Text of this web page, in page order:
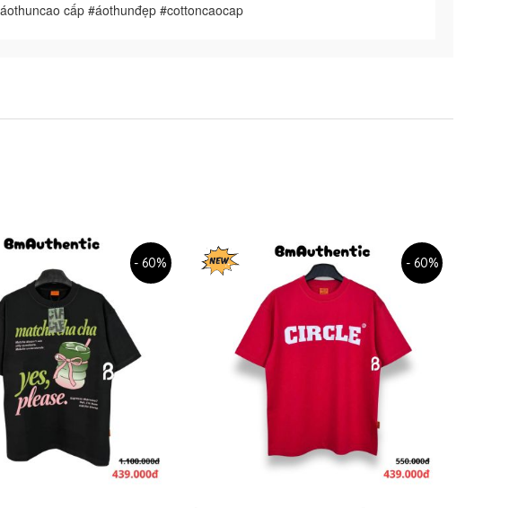
cấp #áothunđẹp #cottoncaocap
- 60% - 60%